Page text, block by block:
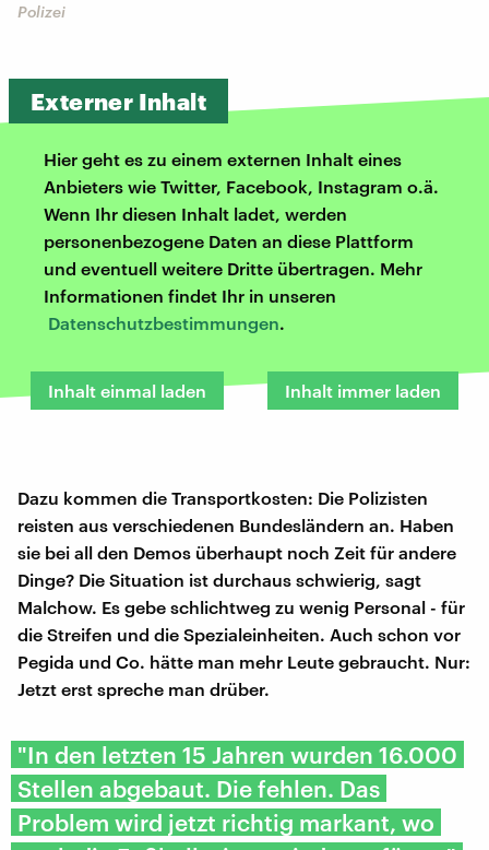
Polizei
Externer Inhalt
Hier geht es zu einem externen Inhalt eines
Anbieters wie Twitter, Facebook, Instagram o.ä.
Wenn Ihr diesen Inhalt ladet, werden
personenbezogene Daten an diese Plattform
und eventuell weitere Dritte übertragen. Mehr
Informationen findet Ihr in unseren
Datenschutzbestimmungen.
Inhalt einmal laden Inhalt immer laden
Dazu kommen die Transportkosten: Die Polizisten
reisten aus verschiedenen Bundesländern an. Haben
sie bei all den Demos überhaupt noch Zeit für andere
Dinge? Die Situation ist durchaus schwierig, sagt
Malchow. Es gebe schlichtweg zu wenig Personal - für
die Streifen und die Spezialeinheiten. Auch schon vor
Pegida und Co. hätte man mehr Leute gebraucht. Nur:
Jetzt erst spreche man drüber.
"In den letzten 15 Jahren wurden 16.000
Stellen abgebaut. Die fehlen. Das
Problem wird jetzt richtig markant, wo